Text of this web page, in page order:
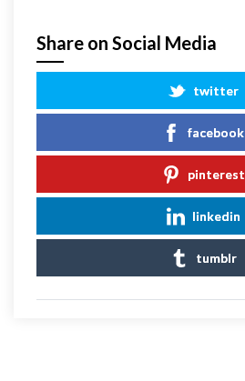
Share on Social Media
twitter
facebook
pinterest
linkedin
tumblr